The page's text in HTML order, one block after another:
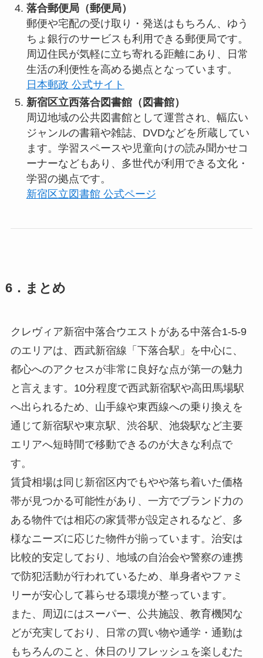
落合郵便局（郵便局）
郵便や宅配の受け取り・発送はもちろん、ゆう
ちょ銀行のサービスも利用できる郵便局です。
周辺住民が気軽に立ち寄れる距離にあり、日常
生活の利便性を高める拠点となっています。
日本郵政 公式サイト
新宿区立西落合図書館（図書館）
周辺地域の公共図書館として運営され、幅広い
ジャンルの書籍や雑誌、DVDなどを所蔵してい
ます。学習スペースや児童向けの読み聞かせコ
ーナーなどもあり、多世代が利用できる文化・
学習の拠点です。
新宿区立図書館 公式ページ
6．まとめ
クレヴィア新宿中落合ウエストがある中落合1-5-9
のエリアは、西武新宿線「下落合駅」を中心に、
都心へのアクセスが非常に良好な点が第一の魅力
と言えます。10分程度で西武新宿駅や高田馬場駅
へ出られるため、山手線や東西線への乗り換えを
通じて新宿駅や東京駅、渋谷駅、池袋駅など主要
エリアへ短時間で移動できるのが大きな利点で
す。
賃貸相場は同じ新宿区内でもやや落ち着いた価格
帯が見つかる可能性があり、一方でブランド力の
ある物件では相応の家賃帯が設定されるなど、多
様なニーズに応じた物件が揃っています。治安は
比較的安定しており、地域の自治会や警察の連携
で防犯活動が行われているため、単身者やファミ
リーが安心して暮らせる環境が整っています。
また、周辺にはスーパー、公共施設、教育機関な
どが充実しており、日常の買い物や通学・通勤は
もちろんのこと、休日のリフレッシュを楽しむた